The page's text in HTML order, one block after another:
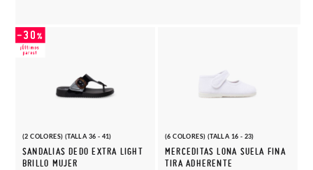
(2 COLORES) (TALLA 36 - 41)
SANDALIAS DEDO EXTRA LIGHT
BRILLO MUJER
(6 COLORES) (TALLA 16 - 23)
MERCEDITAS LONA SUELA FINA
TIRA ADHERENTE